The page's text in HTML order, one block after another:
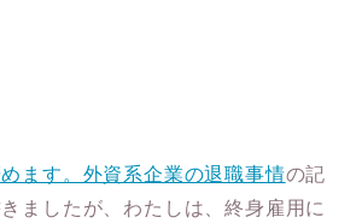
ます。外資系企業の退職事情の記
ましたが、わたしは、終身雇用に